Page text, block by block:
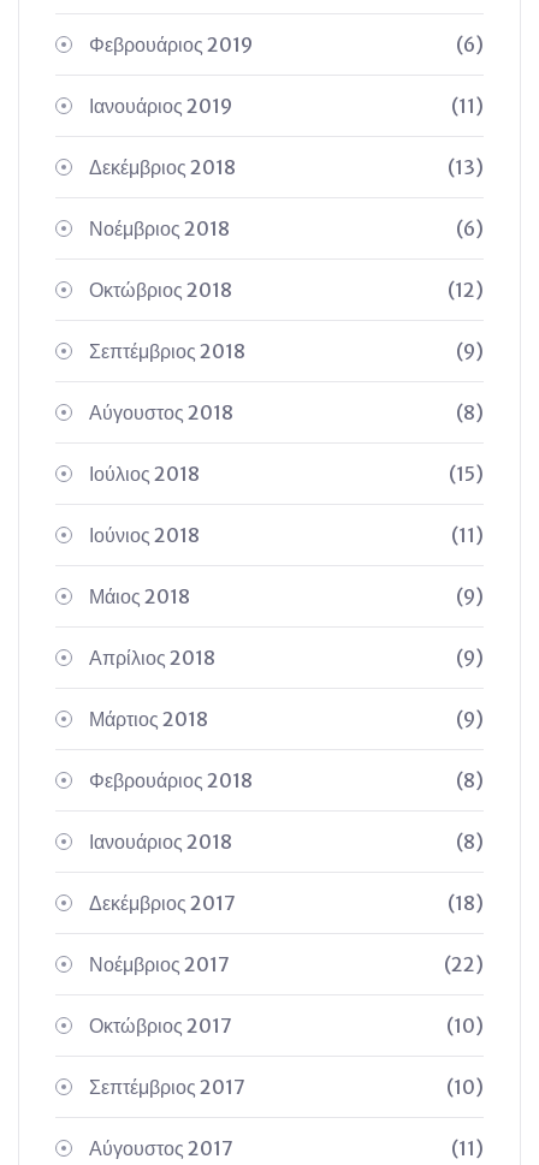
Φεβρουάριος 2019 (6)
Ιανουάριος 2019 (11)
Δεκέμβριος 2018 (13)
Νοέμβριος 2018 (6)
Οκτώβριος 2018 (12)
Σεπτέμβριος 2018 (9)
Αύγουστος 2018 (8)
Ιούλιος 2018 (15)
Ιούνιος 2018 (11)
Μάιος 2018 (9)
Απρίλιος 2018 (9)
Μάρτιος 2018 (9)
Φεβρουάριος 2018 (8)
Ιανουάριος 2018 (8)
Δεκέμβριος 2017 (18)
Νοέμβριος 2017 (22)
Οκτώβριος 2017 (10)
Σεπτέμβριος 2017 (10)
Αύγουστος 2017 (11)